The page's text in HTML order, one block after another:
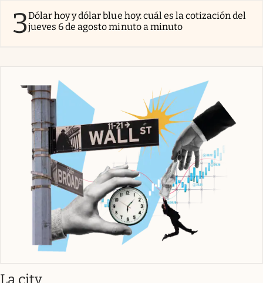
3Dólar hoy y dólar blue hoy: cuál es la cotización del
jueves 6 de agosto minuto a minuto
La cityabre en nueva pestaña